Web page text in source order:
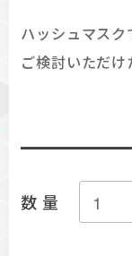
ハッシュマス
ご検討いただ
数量